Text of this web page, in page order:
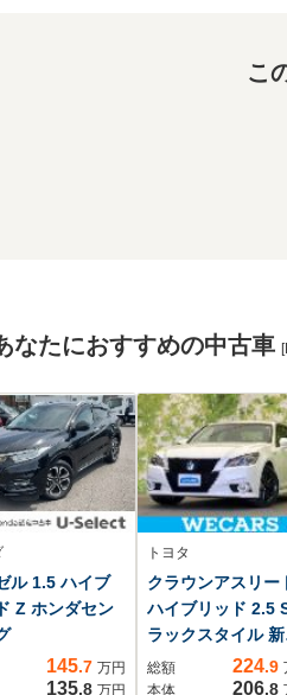
こ
なたにおすすめの中古車
ル 1.5 ハイブ
Z ホンダセン
145.7 万円
135.8 万円
トヨタ
クラウンアスリー
ハイブリッド 2.5
ラックスタイル 新
タイヤ/純正 HDD
ビ/エアーシート
総額 224.9
本体
206.8